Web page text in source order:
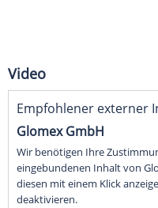
Video
Empfohlener externer
Glomex GmbH
Wir benötigen Ihre
eingebundenen Inhalt von
diesen mit einem Klick
deaktivieren.